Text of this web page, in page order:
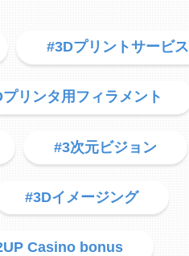
#3Dプリントサービス
リンタ用フィラメント
#3次元ビジョン
#3Dイメージング
Casino bonus